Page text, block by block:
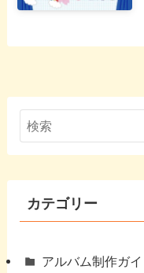
カテゴリー
アルバム制作ガイ